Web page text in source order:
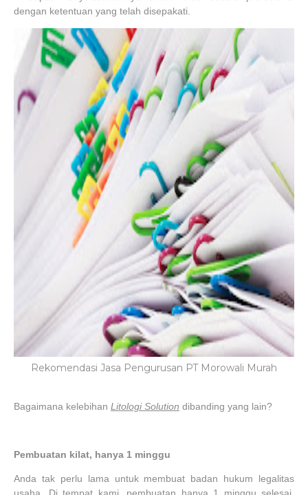
dengan ketentuan yang telah disepakati.
Rekomendasi Jasa Pengurusan PT Morowali Murah
Bagaimana kelebihan Litologi Solution dibanding yang lain?
Pembuatan kilat, hanya 1 minggu
Anda tak perlu lama untuk membuat badan hukum legalitas
usaha. Di tempat kami, pembuatan hanya 1 minggu selesai.